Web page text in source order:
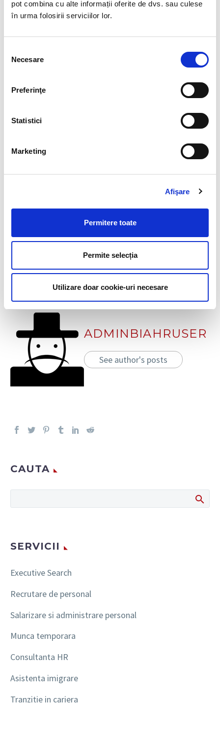
pot combina cu alte informații oferite de dvs. sau culese
în urma folosirii serviciilor lor.
consimțământului
Necesare
Preferinţe
Statistici
Marketing
Afişare
Permitere toate
Permite selecția
Utilizare doar cookie-uri necesare
Doresc sa primesc pe email informari despre
evenimentele BIA HR
Accept prelucrarea datelor personale conform "Notei
) (obligatoriu)
DESPRE AUTOR
ADMINBIAHRUSER
See author's posts
CAUTA
SERVICII
Executive Search
Recrutare de personal
Salarizare si administrare personal
Munca temporara
Consultanta HR
Asistenta imigrare
Tranzitie in cariera